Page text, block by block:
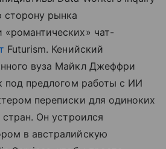
сторону рынка
чат-
Futurism. Кенийский
вуза Майкл Джеффри
под предлогом работы с ИИ
переписки для одиноких
Он устроился
в австралийскую